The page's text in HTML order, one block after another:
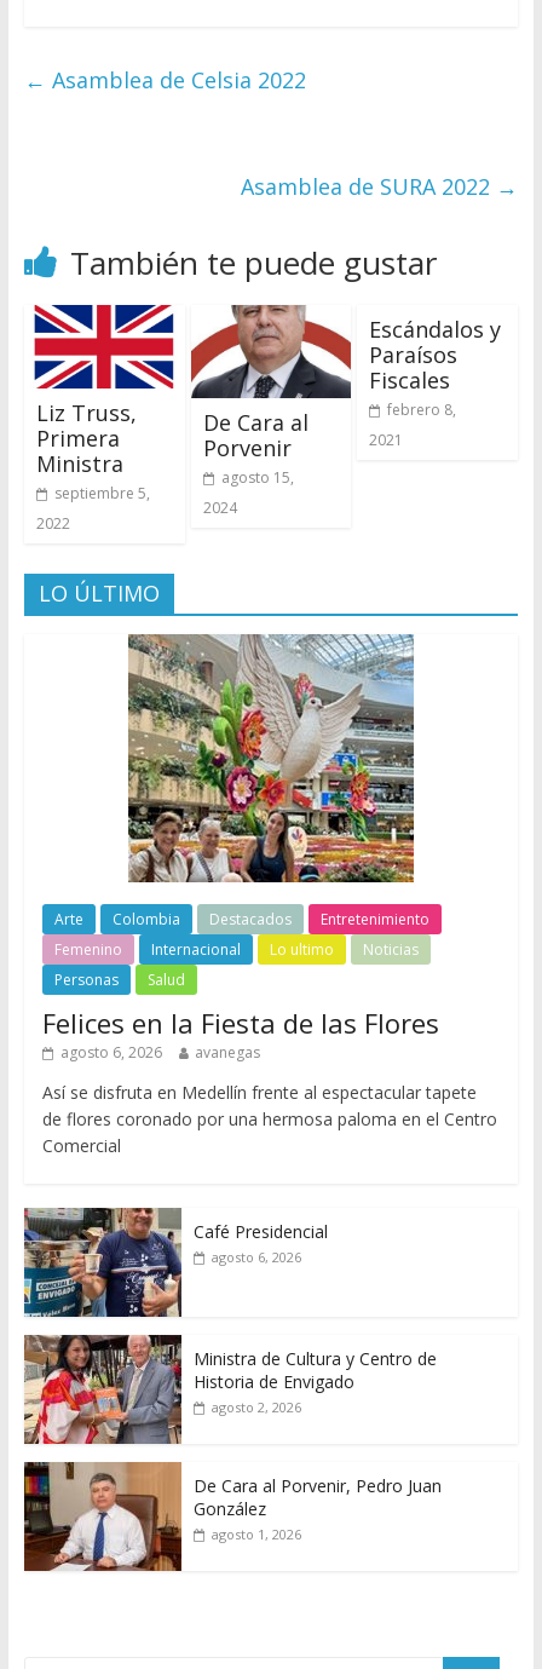
← Asamblea de Celsia 2022
Asamblea de SURA 2022 →
También te puede gustar
Liz Truss,
Primera
Ministra
septiembre 5,
2022
De Cara al
Porvenir
agosto 15,
2024
Escándalos y
Paraísos
Fiscales
febrero 8,
2021
LO ÚLTIMO
Arte Colombia Destacados
Entretenimiento
Femenino
Internacional Lo ultimo
Noticias
Personas
Salud
Felices en la Fiesta de las Flores
agosto 6, 2026 avanegas
Así se disfruta en Medellín frente al espectacular tapete
de flores coronado por una hermosa paloma en el Centro
Comercial
Café Presidencial
agosto 6, 2026
Ministra de Cultura y Centro de
Historia de Envigado
agosto 2, 2026
De Cara al Porvenir, Pedro Juan
González
agosto 1, 2026